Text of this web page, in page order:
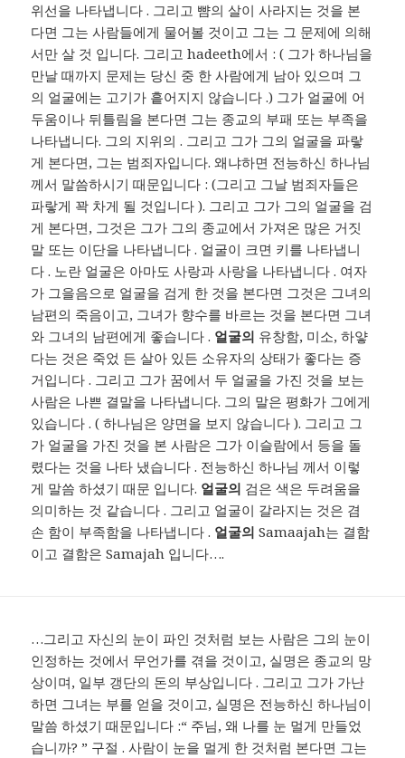
위선을 나타냅니다 . 그리고 뺨의 살이 사라지는 것을 본
다면 그는 사람들에게 물어볼 것이고 그는 그 문제에 의해
서만 살 것 입니다. 그리고 hadeeth에서 : ( 그가 하나님을
만날 때까지 문제는 당신 중 한 사람에게 남아 있으며 그
의 얼굴에는 고기가 흩어지지 않습니다 .) 그가 얼굴에 어
두움이나 뒤틀림을 본다면 그는 종교의 부패 또는 부족을
나타냅니다. 그의 지위의 . 그리고 그가 그의 얼굴을 파랗
게 본다면, 그는 범죄자입니다. 왜냐하면 전능하신 하나님
께서 말씀하시기 때문입니다 : (그리고 그날 범죄자들은 ​​
파랗게 꽉 차게 될 것입니다 ). 그리고 그가 그의 얼굴을 검
게 본다면, 그것은 그가 그의 종교에서 가져온 많은 거짓
말 또는 이단을 나타냅니다 . 얼굴이 크면 키를 나타냅니
다 . 노란 얼굴은 아마도 사랑과 사랑을 나타냅니다 . 여자
가 그을음으로 얼굴을 검게 한 것을 본다면 그것은 그녀의
남편의 죽음이고, 그녀가 향수를 바르는 것을 본다면 그녀
와 그녀의 남편에게 좋습니다 . 얼굴의 유창함, 미소, 하얗
다는 것은 죽었 든 살아 있든 소유자의 상태가 좋다는 증
거입니다 . 그리고 그가 꿈에서 두 얼굴을 가진 것을 보는
사람은 나쁜 결말을 나타냅니다. 그의 말은 평화가 그에게
있습니다 . ( 하나님은 양면을 보지 않습니다 ). 그리고 그
가 얼굴을 가진 것을 본 사람은 그가 이슬람에서 등을 돌
렸다는 것을 나타 냈습니다 . 전능하신 하나님 께서 이렇
게 말씀 하셨기 때문 입니다. 얼굴의 검은 색은 두려움을
의미하는 것 같습니다 . 그리고 얼굴이 갈라지는 것은 겸
손 함이 부족함을 나타냅니다 . 얼굴의 Samaajah는 결함
이고 결함은 Samajah 입니다….
…그리고 자신의 눈이 파인 것처럼 보는 사람은 그의 눈이
인정하는 것에서 무언가를 겪을 것이고, 실명은 종교의 망
상이며, 일부 갱단의 돈의 부상입니다 . 그리고 그가 가난
하면 그녀는 부를 얻을 것이고, 실명은 전능하신 하나님이
말씀 하셨기 때문입니다 :“ 주님, 왜 나를 눈 멀게 만들었
습니까? ” 구절 . 사람이 눈을 멀게 한 것처럼 본다면 그는